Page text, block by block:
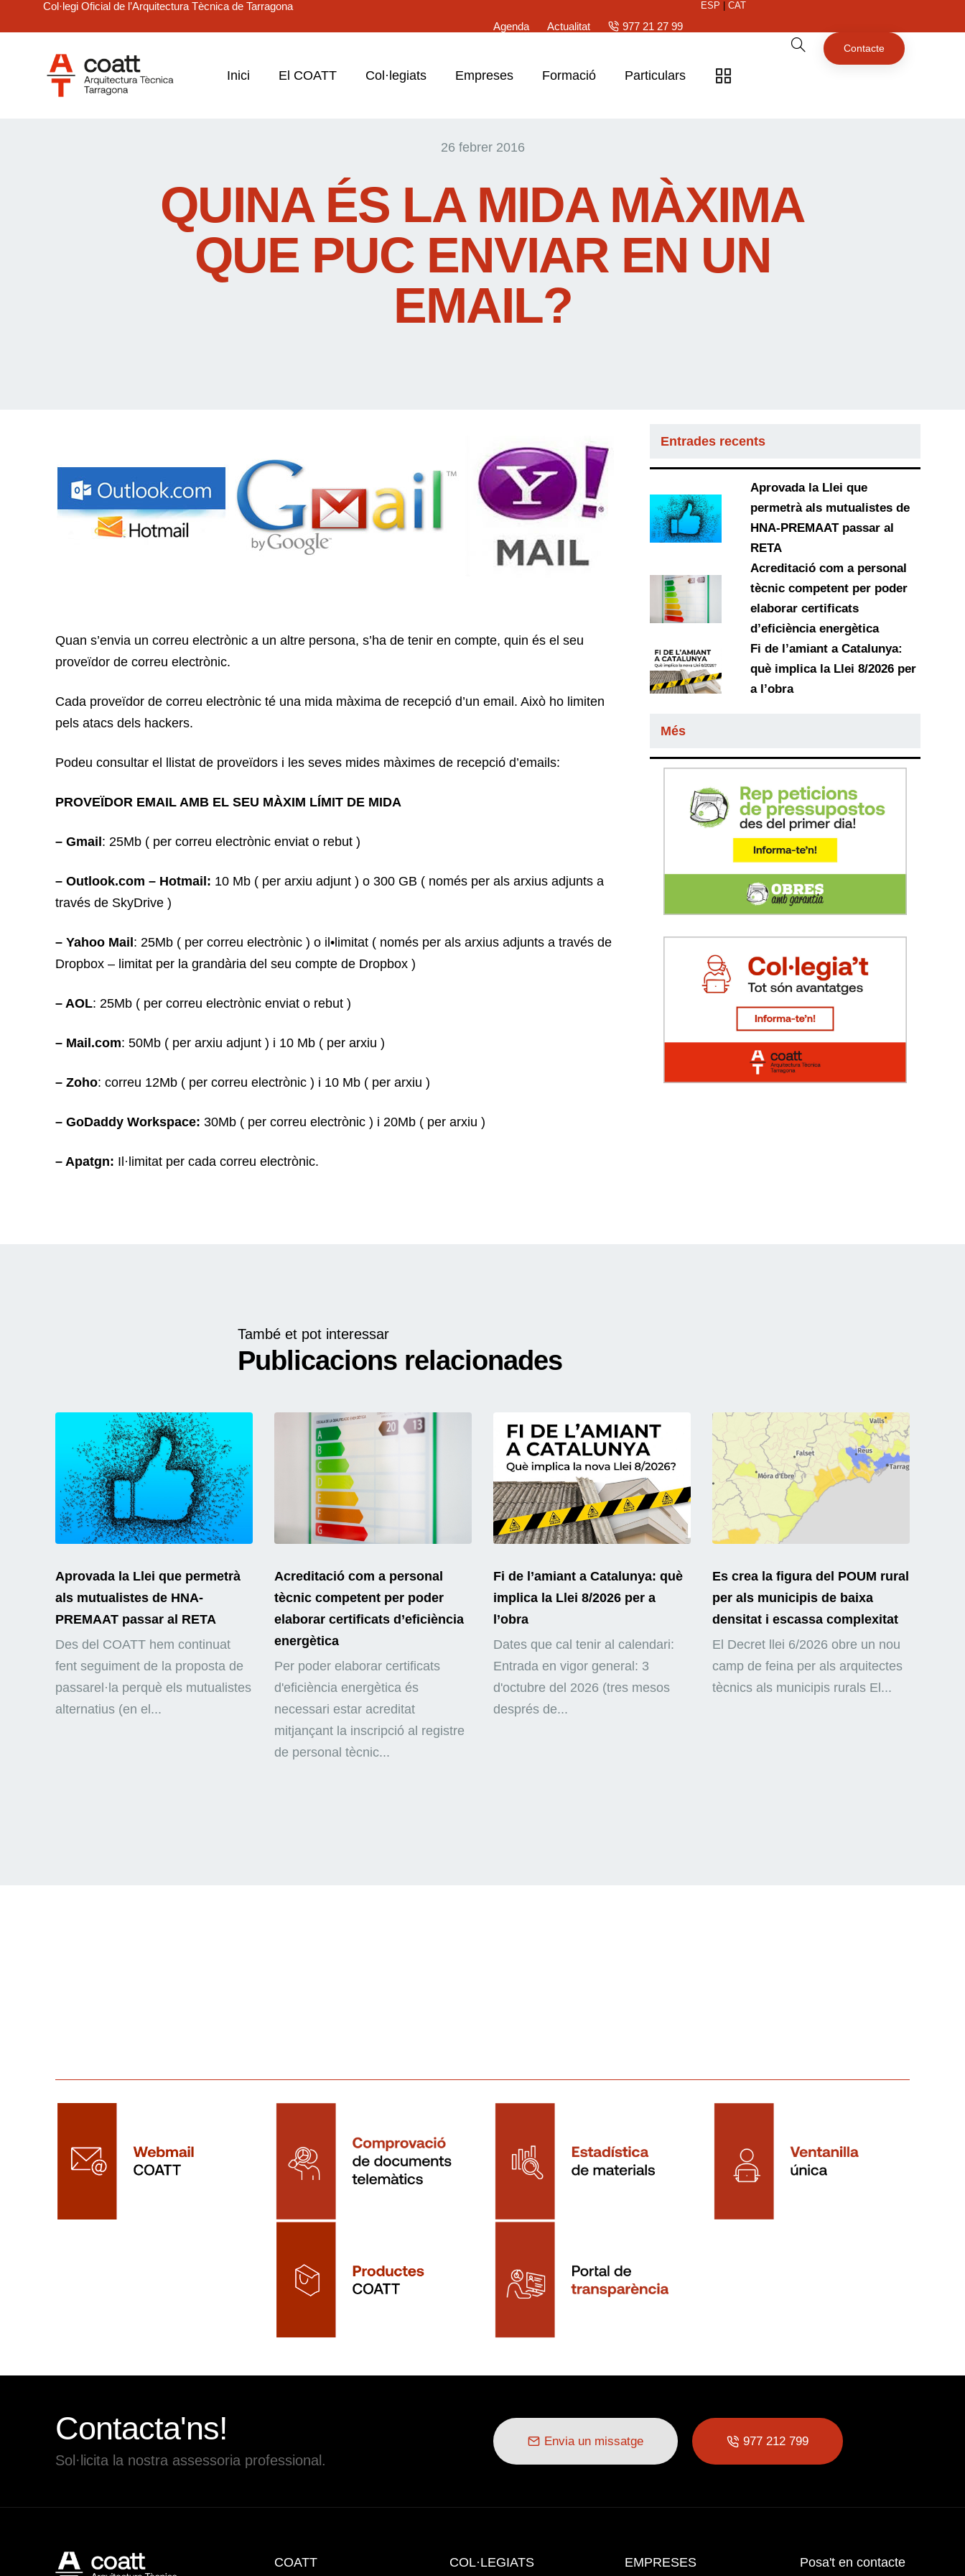
Col·legi Oficial de l’Arquitectura Tècnica de Tarragona
Agenda
Actualitat 977 21 27 99
ESP CAT
Inici El COATT Col·legiats Empreses Formació Particulars
Contacte
26 febrer 2016
QUINA ÉS LA MIDA MÀXIMA
QUE PUC ENVIAR EN UN
EMAIL?
Quan s’envia un correu electrònic a un altre persona, s’ha de tenir en compte, quin és el seu
proveïdor de correu electrònic.
Cada proveïdor de correu electrònic té una mida màxima de recepció d’un email. Això ho limiten
pels atacs dels hackers.
Podeu consultar el llistat de proveïdors i les seves mides màximes de recepció d’emails:
PROVEÏDOR EMAIL AMB EL SEU MÀXIM LÍMIT DE MIDA
– Gmail : 25Mb ( per correu electrònic enviat o rebut )
– Outlook.com – Hotmail: 10 Mb ( per arxiu adjunt ) o 300 GB ( només per als arxius adjunts a
través de SkyDrive )
– Yahoo Mail : 25Mb ( per correu electrònic ) o il•limitat ( només per als arxius adjunts a través de
Dropbox – limitat per la grandària del seu compte de Dropbox )
– AOL: 25Mb ( per correu electrònic enviat o rebut )
– Mail.com: 50Mb ( per arxiu adjunt ) i 10 Mb ( per arxiu )
– Zoho: correu 12Mb ( per correu electrònic ) i 10 Mb ( per arxiu )
– GoDaddy Workspace: 30Mb ( per correu electrònic ) i 20Mb ( per arxiu )
– Apatgn: Il·limitat per cada correu electrònic.
Entrades recents
Aprovada la Llei que
permetrà als mutualistes de
HNA-PREMAAT passar al
RETA
Acreditació com a personal
tècnic competent per poder
elaborar certificats
d’eficiència energètica
Fi de l’amiant a Catalunya:
què implica la Llei 8/2026 per
a l’obra
Més
També et pot interessar
Publicacions relacionades
Aprovada la Llei que permetrà
als mutualistes de HNA-
PREMAAT passar al RETA
Des del COATT hem continuat
fent seguiment de la proposta de
passarel·la perquè els mutualistes
alternatius (en el...
Acreditació com a personal
tècnic competent per poder
elaborar certificats d’eficiència
energètica
Per poder elaborar certificats
d'eficiència energètica és
necessari estar acreditat
mitjançant la inscripció al registre
de personal tècnic...
Fi de l’amiant a Catalunya: què
implica la Llei 8/2026 per a
l’obra
Dates que cal tenir al calendari:
Entrada en vigor general: 3
d'octubre del 2026 (tres mesos
després de...
Es crea la figura del POUM rural
per als municipis de baixa
densitat i escassa complexitat
El Decret llei 6/2026 obre un nou
camp de feina per als arquitectes
tècnics als municipis rurals El...
Contacta'ns!
Sol·licita la nostra assessoria professional.
Envia un missatge 977 212 799
COATT COL·LEGIATS EMPRESES Posa't en contacte